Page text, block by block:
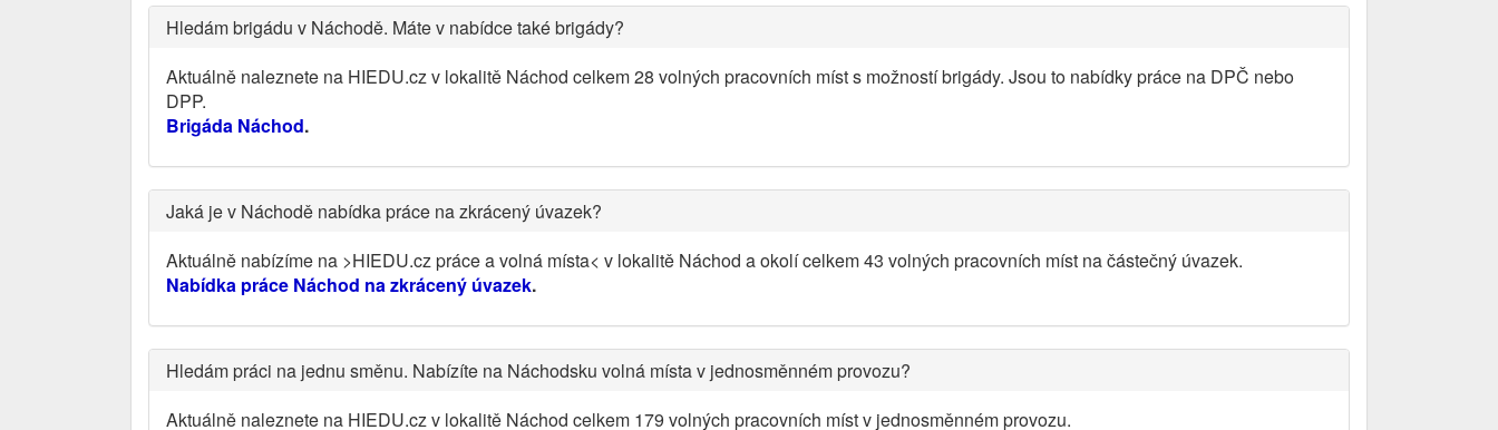
Hledám brigádu v Náchodě. Máte v nabídce také brigády?
Aktuálně naleznete na HIEDU.cz v lokalitě Náchod celkem 28 volných pracovních míst s možností brigády. Jsou to nabídky práce na DPČ nebo
DPP.
Brigáda Náchod.
Jaká je v Náchodě nabídka práce na zkrácený úvazek?
Aktuálně nabízíme na >HIEDU.cz práce a volná místa< v lokalitě Náchod a okolí celkem 43 volných pracovních míst na částečný úvazek.
Nabídka práce Náchod na zkrácený úvazek.
Hledám práci na jednu směnu. Nabízíte na Náchodsku volná místa v jednosměnném provozu?
Aktuálně naleznete na HIEDU.cz v lokalitě Náchod celkem 179 volných pracovních míst v jednosměnném provozu.